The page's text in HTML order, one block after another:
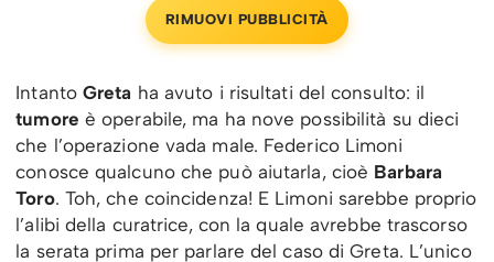
RIMUOVI PUBBLICITÀ
IntantoGreta ha avuto i risultati del consulto: il
tumore è operabile, ma ha nove possibilità su dieci
che l’operazione vada male. Federico Limoni
conosce qualcuno che può aiutarla, cioè Barbara
Toro. Toh, che coincidenza! E Limoni sarebbe proprio
l’alibi della curatrice, con la quale avrebbe trascorso
la serata prima per parlare del caso di Greta. L’unico